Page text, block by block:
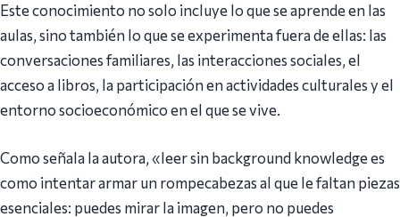
Este conocimiento no solo incluye lo que se aprende en las
aulas, sino también lo que se experimenta fuera de ellas: las
conversaciones familiares, las interacciones sociales, el
acceso a libros, la participación en actividades culturales y el
entorno socioeconómico en el que se vive.
Como señala la autora, «leer sin background knowledge es
como intentar armar un rompecabezas al que le faltan piezas
esenciales: puedes mirar la imagen, pero no puedes